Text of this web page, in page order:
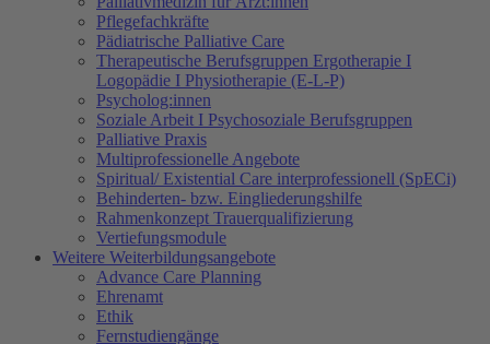
Pflegefachkräfte
Pädiatrische Palliative Care
Therapeutische Berufsgruppen Ergotherapie I
Logopädie I Physiotherapie (E-L-P)
Psycholog:innen
Soziale Arbeit I Psychosoziale Berufsgruppen
Palliative Praxis
Multiprofessionelle Angebote
Spiritual/ Existential Care interprofessionell (SpECi)
Behinderten- bzw. Eingliederungshilfe
Rahmenkonzept Trauerqualifizierung
Vertiefungsmodule
Weitere Weiterbildungsangebote
Advance Care Planning
Ehrenamt
Ethik
Fernstudiengänge